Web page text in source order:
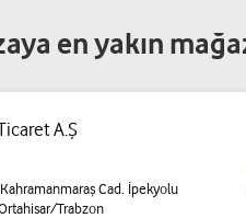
en yakın
A.Ş
Cad. İpekyolu
Trabzon